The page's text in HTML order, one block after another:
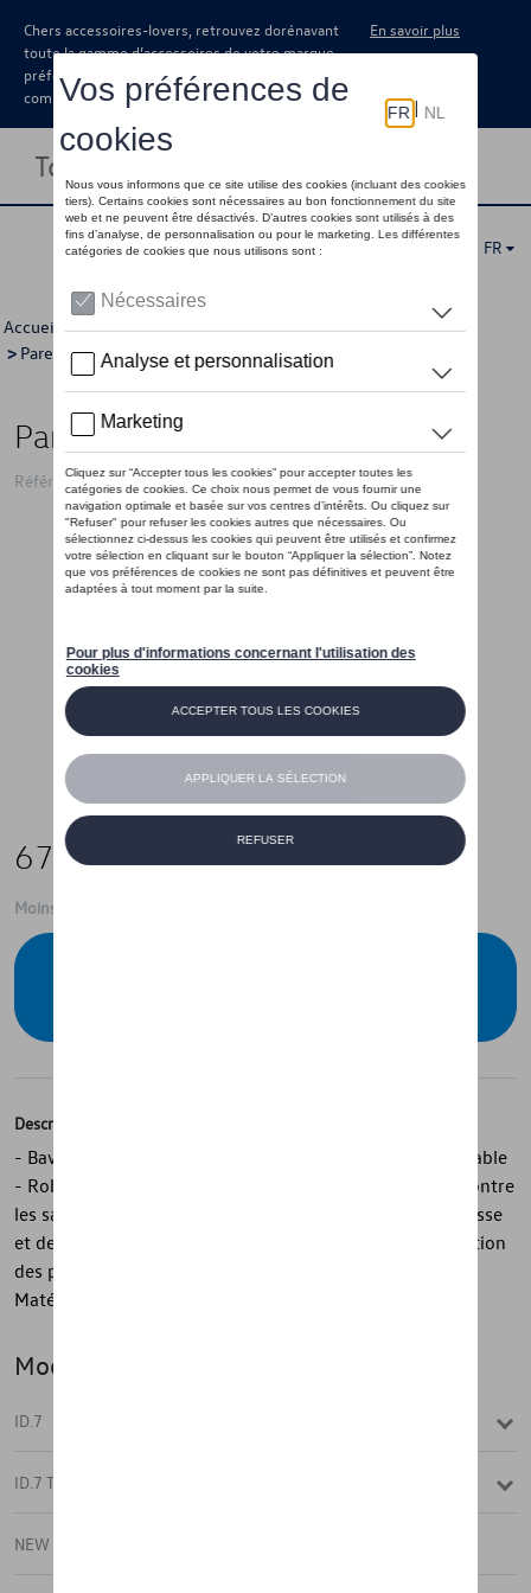
Chers accessoires-lovers, retrouvez dorénavant
toute la gamme d’accessoires de votre marque
préférée sous forme de catalogue à
commander auprès de votre concessionaire.
En savoir plus
Toggle navigation
FR
Accueil >Catalogue Volkswagen >Confort et protection
> Pare-boue > Détail
Pare-boue arrière
Référence: 14A075101
67,00 €
Moins de 5 pcs disponibles.
Description
- Bavette pare-boue d’origine Volkswagen, arrière - Durable
- Robuste - Protection contre les rayures - Protection contre
les saletés - Protection du soubassement, des bas de caisse
et des portes - Réduction des projections d’eau - Réduction
des projections de gravillons - 1 jeu = 2 unités, arrière -
Matériel de fixation compris
Modèle(s)
ID.7
ID.7 TOURER
NEW ID.7